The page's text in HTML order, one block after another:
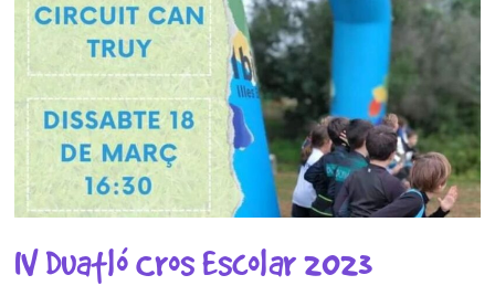
IV Duatló Cros Escolar 2023